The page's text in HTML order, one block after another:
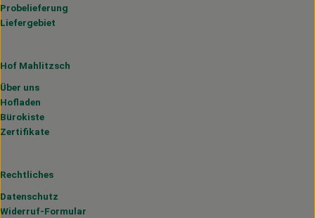
Probelieferung
Liefergebiet
Hof Mahlitzsch
Über uns
Hofladen
Bürokiste
Zertifikate
Rechtliches
Datenschutz
Widerruf-Formular